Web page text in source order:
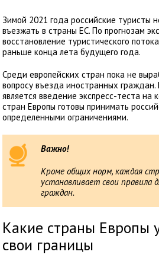
Зимой 2021 года российские туристы
въезжать в страны ЕС. По прогнозам
восстановление туристического
раньше конца лета будущего года.
Среди европейских стран пока не
вопросу въезда иностранных
является введение экспресс-теста на
стран Европы готовы принимать
определенными ограничениями.
Важно!
Кроме общих норм, каждая
устанавливает свои правила
граждан.
Какие страны Европы
свои границы